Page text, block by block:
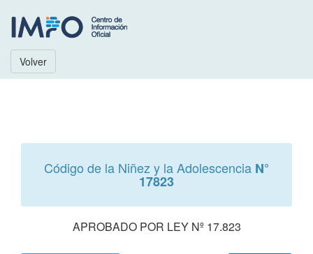
Volver
Código de la Niñez y la Adolescencia N°
17823
APROBADO POR LEY Nº 17.823